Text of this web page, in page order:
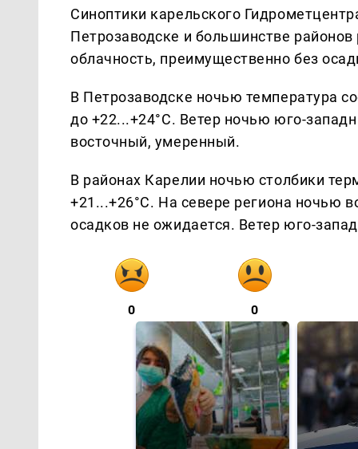
Синоптики карельского
Петрозаводске и большинстве
облачность, преимущественно без
В Петрозаводске ночью температура
до +22...+24°С. Ветер ночью юго-
восточный, умеренный.
В районах Карелии ночью столбики
+21...+26°С. На севере региона ночью
осадков не ожидается. Ветер юго-
0 0